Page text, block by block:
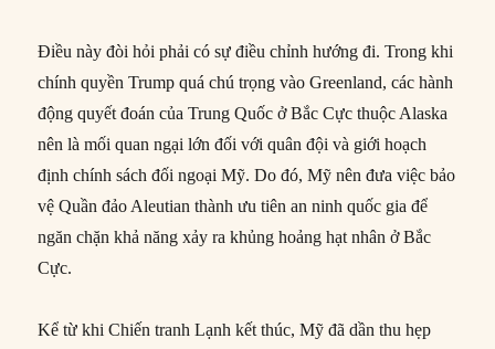
Điều này đòi hỏi phải có sự điều chỉnh hướng đi. Trong khi
chính quyền Trump quá chú trọng vào Greenland, các hành
động quyết đoán của Trung Quốc ở Bắc Cực thuộc Alaska
nên là mối quan ngại lớn đối với quân đội và giới hoạch
định chính sách đối ngoại Mỹ. Do đó, Mỹ nên đưa việc bảo
vệ Quần đảo Aleutian thành ưu tiên an ninh quốc gia để
ngăn chặn khả năng xảy ra khủng hoảng hạt nhân ở Bắc
Cực.
Kể từ khi Chiến tranh Lạnh kết thúc, Mỹ đã dần thu hẹp